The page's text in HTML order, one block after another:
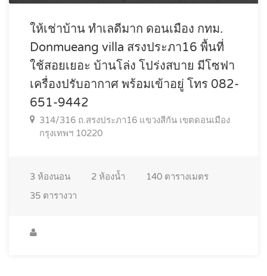
ให้เช่าบ้าน ทำเลดีมาก ดอนเมือง กทม.
Donmueang villa สรงประภา16 พื้นที่
ใช้สอยเยอะ บ้านโล่ง โปร่งสบาย มีโซฟา
เครื่องปรับอากาศ พร้อมเข้าอยู่ โทร 082-
651-9442
314/316 ถ.สรงประภา16 แขวงสีกัน เขตดอนเมือง
กรุงเทพฯ 10220
3 ห้องนอน 2 ห้องน้ำ 140 ตารางเมตร
35 ตารางวา